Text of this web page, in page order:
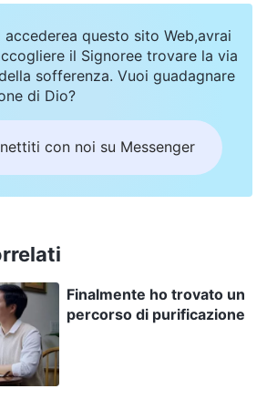
nel 2015, mentre ero all’estero
una chiamata da mia moglie.
“Il Signore è ritornato:
questo sito Web,avrai
il Signoree trovare la via
sofferenza. Vuoi guadagnare
di Dio?
con noi su Messenger
Finalmente ho trovato un
percorso di purificazione